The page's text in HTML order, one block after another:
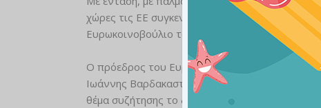
χώρες τις ΕΕ συγκεντρώθηκαν σήμερα 6
Ευρωκοινοβούλιο των ατόμων με αναπηρία.
Ο πρόεδρος του Ευρωκοινοβουλίου Αντόνιο
Ιωάννης Βαρδακαστάνης κήρυξαν την έναρξη
θέμα συζήτησης το δικαίωμα του εκλέγειν και